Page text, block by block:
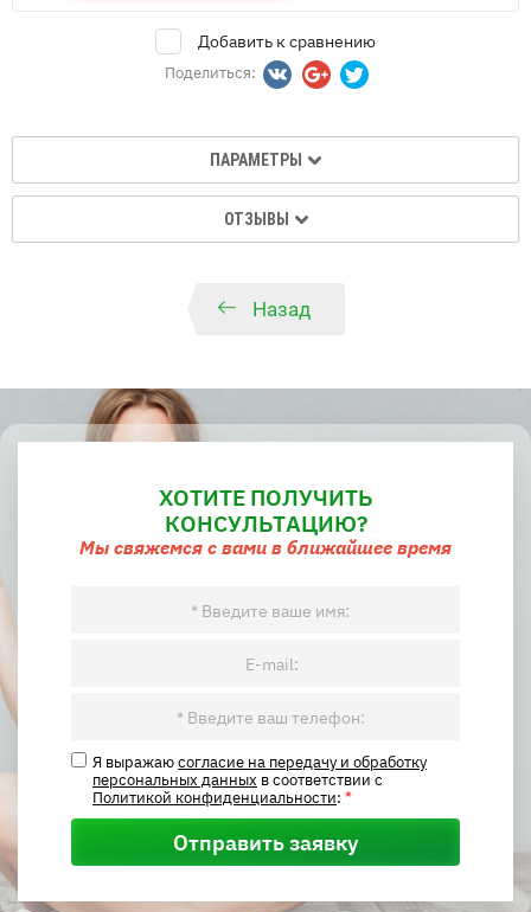
Добавить к сравнению
Поделиться:
ПАРАМЕТРЫ
ОТЗЫВЫ
Назад
ХОТИТЕ ПОЛУЧИТЬ
КОНСУЛЬТАЦИЮ?
Мы свяжемся с вами в ближайшее время
Я выражаюсогласие на передачу и обработку
персональных данных в соответствии с
Политикой конфиденциальности: *
Отправить заявку